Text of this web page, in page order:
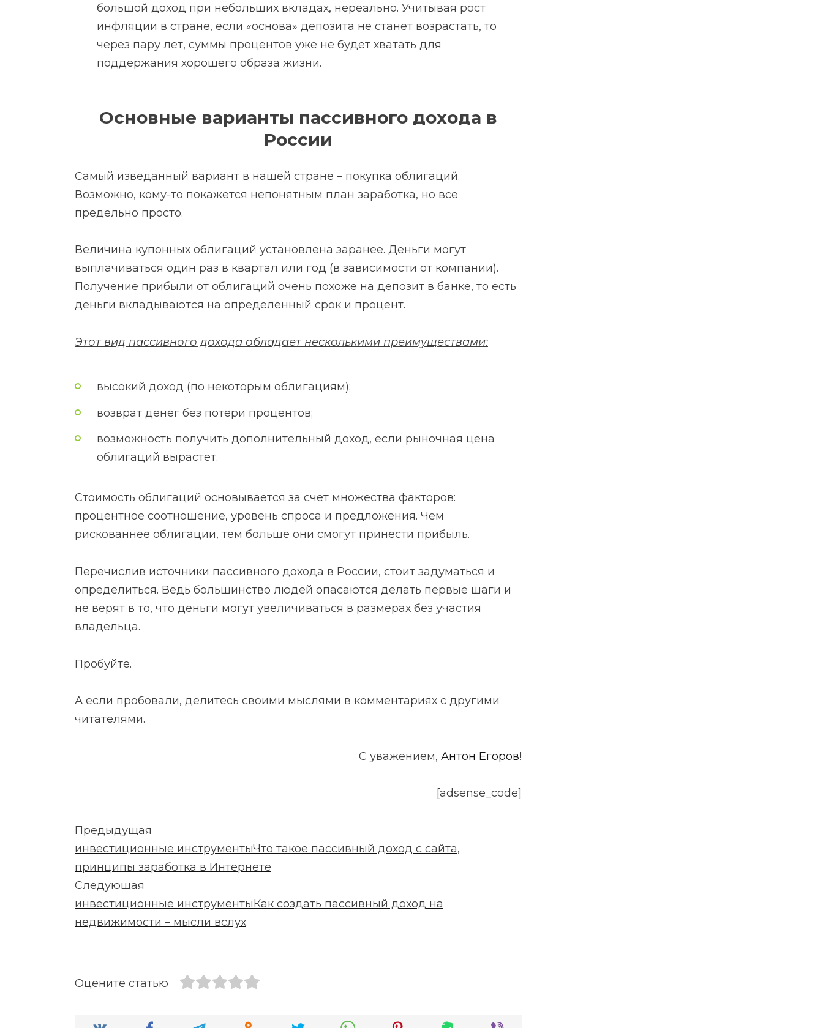
большой доход при небольших вкладах, нереально. Учитывая рост
инфляции в стране, если «основа» депозита не станет возрастать, то
через пару лет, суммы процентов уже не будет хватать для
поддержания хорошего образа жизни.
Основные варианты пассивного дохода в
России
Самый изведанный вариант в нашей стране – покупка облигаций.
Возможно, кому-то покажется непонятным план заработка, но все
предельно просто.
Величина купонных облигаций установлена заранее. Деньги могут
выплачиваться один раз в квартал или год (в зависимости от компании).
Получение прибыли от облигаций очень похоже на депозит в банке, то есть
деньги вкладываются на определенный срок и процент.
Этот вид пассивного дохода обладает несколькими преимуществами:
высокий доход (по некоторым облигациям);
возврат денег без потери процентов;
возможность получить дополнительный доход, если рыночная цена
облигаций вырастет.
Стоимость облигаций основывается за счет множества факторов:
процентное соотношение, уровень спроса и предложения. Чем
рискованнее облигации, тем больше они смогут принести прибыль.
Перечислив источники пассивного дохода в России, стоит задуматься и
определиться. Ведь большинство людей опасаются делать первые шаги и
не верят в то, что деньги могут увеличиваться в размерах без участия
владельца.
Пробуйте.
А если пробовали, делитесь своими мыслями в комментариях с другими
читателями.
С уважением, Антон Егоров!
[adsense_code]
Предыдущая
инвестиционные инструментыЧто такое пассивный доход с сайта,
принципы заработка в Интернете
Следующая
инвестиционные инструментыКак создать пассивный доход на
недвижимости – мысли вслух
Оцените статью